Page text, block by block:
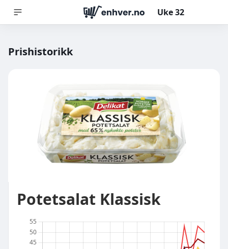
Uke32
Prishistorikk
Potetsalat Klassisk